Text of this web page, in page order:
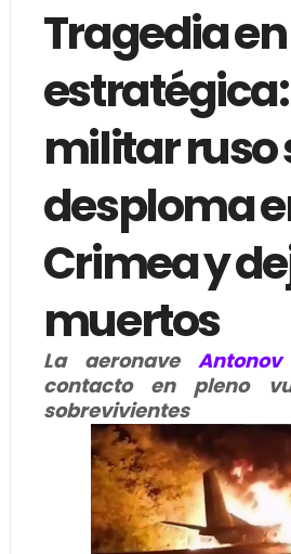
Tragedia
militar ruso
desploma
Crimea y
muertos
La aeronave
contacto en pleno
sobrevivientes